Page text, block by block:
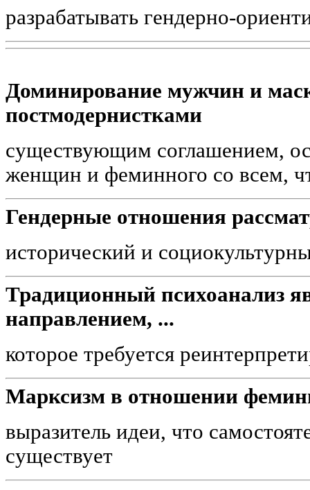
разрабатывать гендерно-
Доминирование мужчин и
постмодернистками
существующим соглашением,
женщин и феминного со всем,
Гендерные отношения
исторический и
Традиционный психоанализ
направлением, ...
которое требуется
Марксизм в отношении
выразитель идеи, что
существует